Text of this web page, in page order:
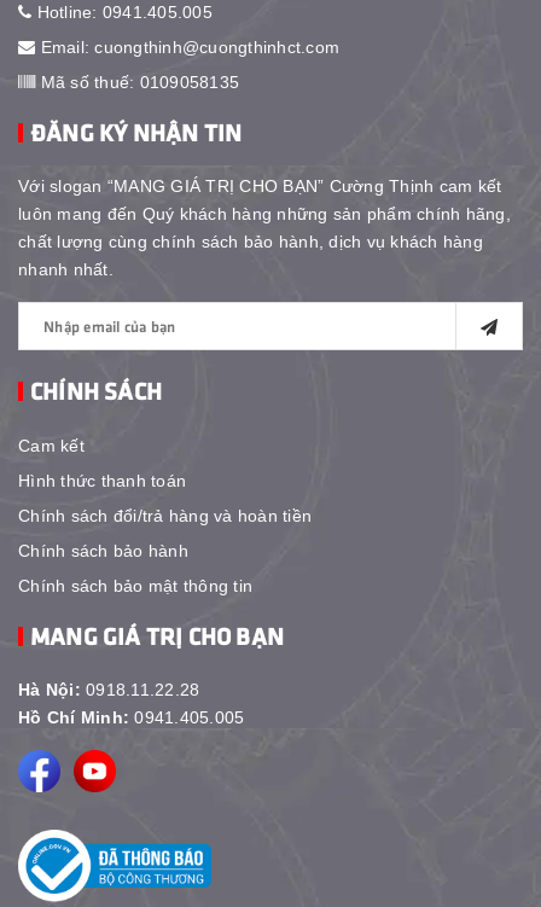
Hotline: 0941.405.005
Email:cuongthinh@cuongthinhct.com
Mã số thuế: 0109058135
ĐĂNG KÝ NHẬN TIN
Với slogan “MANG GIÁ TRỊ CHO BẠN” Cường Thịnh cam kết
luôn mang đến Quý khách hàng những sản phẩm chính hãng,
chất lượng cùng chính sách bảo hành, dịch vụ khách hàng
nhanh nhất.
CHÍNH SÁCH
Cam kết
Hình thức thanh toán
Chính sách đổi/trả hàng và hoàn tiền
Chính sách bảo hành
Chính sách bảo mật thông tin
MANG GIÁ TRỊ CHO BẠN
Hà Nội: 0918.11.22.28
Hồ Chí Minh:0941.405.005